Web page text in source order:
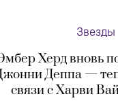
Звезды
Херд вновь
Деппа —
связи с Харви